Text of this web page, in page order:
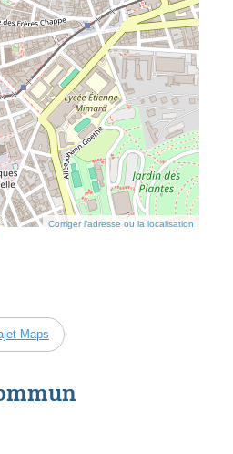
Corriger l’adresse ou la localisation
Maps